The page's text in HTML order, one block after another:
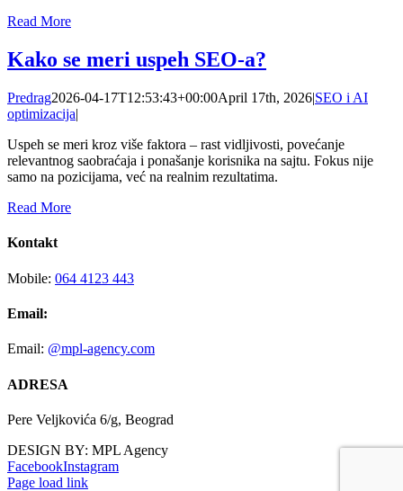
Read More
Kako se meri uspeh SEO-a?
Predrag2026-04-17T12:53:43+00:00April 17th, 2026|SEO i AI
optimizacija|
Uspeh se meri kroz više faktora – rast vidljivosti, povećanje
relevantnog saobraćaja i ponašanje korisnika na sajtu. Fokus nije
samo na pozicijama, već na realnim rezultatima.
Read More
Kontakt
Mobile: 064 4123 443
Email:
Email: @mpl-agency.com
ADRESA
Pere Veljkovića 6/g, Beograd
DESIGN BY: MPL Agency
FacebookInstagram
Page load link